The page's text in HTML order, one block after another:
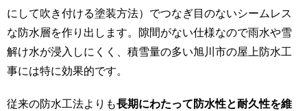
にして吹き付ける塗装方法）でつなぎ目のないシームレス
な防水層を作り出します。隙間がない仕様なので雨水や雪
解け水が浸入しにくく、積雪量の多い旭川市の屋上防水工
事には特に効果的です。
従来の防水工法よりも長期にわたって防水性と耐久性を維